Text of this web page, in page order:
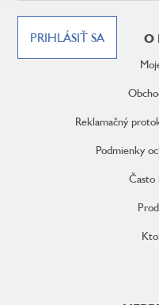
PRIHLÁSIŤ SA O
Reklamačný
Podmienky
Často